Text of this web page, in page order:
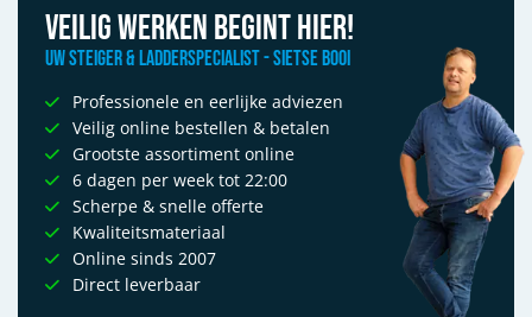
Veilig werken begint hier!
Uw Steiger & Ladderspecialist - Sietse Booi
Professionele en eerlijke adviezen
Veilig online bestellen & betalen
Grootste assortiment online
6 dagen per week tot 22:00
Scherpe & snelle offerte
Kwaliteitsmateriaal
Online sinds 2007
Direct leverbaar